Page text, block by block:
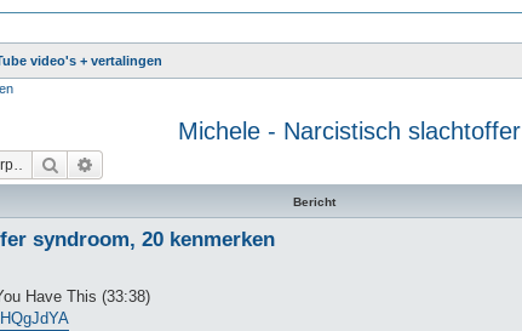
video's + vertalingen
Michele - Narcistisch
Zoek
Bericht
syndroom, 20 kenmerken
Have This (33:38)